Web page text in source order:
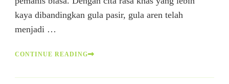
kaya dibandingkan gula pasir, gula aren telah
menjadi …
CONTINUE READING